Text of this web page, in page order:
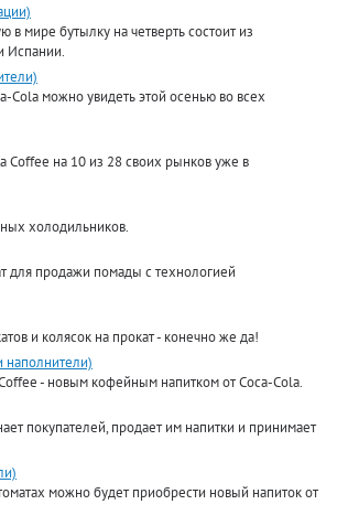
мире бутылку на четверть состоит из
Испании.
Cola можно увидеть этой осенью во всех
Coffee на 10 из 28 своих рынков уже в
холодильников.
для продажи помады с технологией
и колясок на прокат - конечно же да!
наполнители)
- новым кофейным напитком от Coca-Cola.
покупателей, продает им напитки и принимает
можно будет приобрести новый напиток от